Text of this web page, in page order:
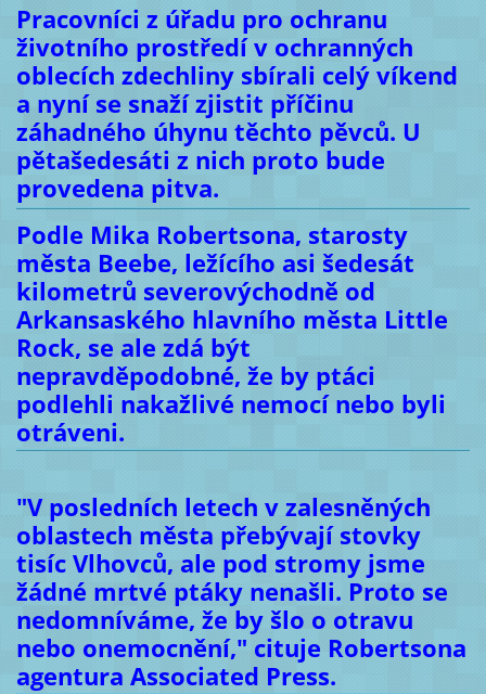
Pracovníci z úřadu pro ochranu
životního prostředí v ochranných
oblecích zdechliny sbírali celý víkend
a nyní se snaží zjistit příčinu
záhadného úhynu těchto pěvců. U
pětašedesáti z nich proto bude
provedena pitva.
Podle Mika Robertsona, starosty
města Beebe, ležícího asi šedesát
kilometrů severovýchodně od
Arkansaského hlavního města Little
Rock, se ale zdá být
nepravděpodobné, že by ptáci
podlehli nakažlivé nemocí nebo byli
otráveni.
"V posledních letech v zalesněných
oblastech města přebývají stovky
tisíc Vlhovců, ale pod stromy jsme
žádné mrtvé ptáky nenašli. Proto se
nedomníváme, že by šlo o otravu
nebo onemocnění," cituje Robertsona
agentura Associated Press.